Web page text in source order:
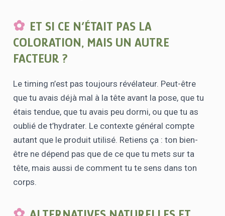
ET SI CE N’ÉTAIT PAS LA
COLORATION, MAIS UN AUTRE
FACTEUR ?
Le timing n’est pas toujours révélateur. Peut-être
que tu avais déjà mal à la tête avant la pose, que tu
étais tendue, que tu avais peu dormi, ou que tu as
oublié de t’hydrater. Le contexte général compte
autant que le produit utilisé. Retiens ça : ton bien-
être ne dépend pas que de ce que tu mets sur ta
tête, mais aussi de comment tu te sens dans ton
corps.